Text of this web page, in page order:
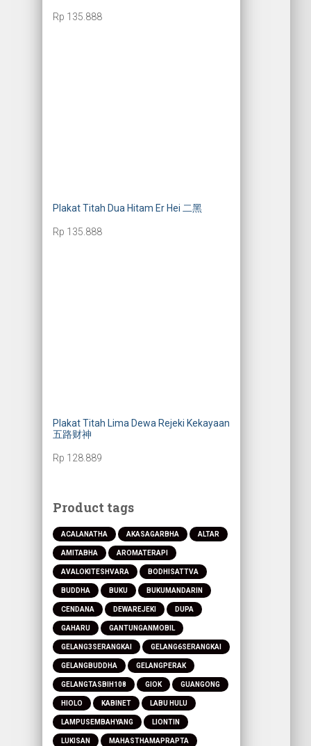
Rp 135.888
Plakat Titah Dua Hitam Er Hei 二黑
Rp 135.888
Plakat Titah Lima Dewa Rejeki Kekayaan
五路财神
Rp 128.889
Product tags
ACALANATHA AKASAGARBHA ALTAR
AMITABHA AROMATERAPI
AVALOKITESHVARA BODHISATTVA
BUDDHA BUKU BUKUMANDARIN
CENDANA DEWAREJEKI DUPA
GAHARU GANTUNGANMOBIL
GELANG3SERANGKAI GELANG6SERANGKAI
GELANGBUDDHA GELANGPERAK
GELANGTASBIH108 GIOK GUANGONG
HIOLO KABINET LABU HULU
LAMPUSEMBAHYANG LIONTIN
LUKISAN MAHASTHAMAPRAPTA